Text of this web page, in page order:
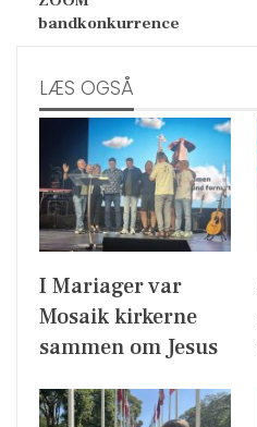
bandkonkurrence
LÆS OGSÅ
I Mariager var
Mosaik kirkerne
sammen om Jesus